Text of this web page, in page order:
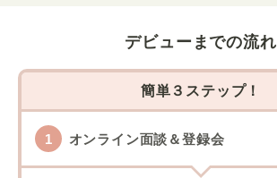
デビューまでの流れ
簡単３ステップ！
オンライン面談＆登録会